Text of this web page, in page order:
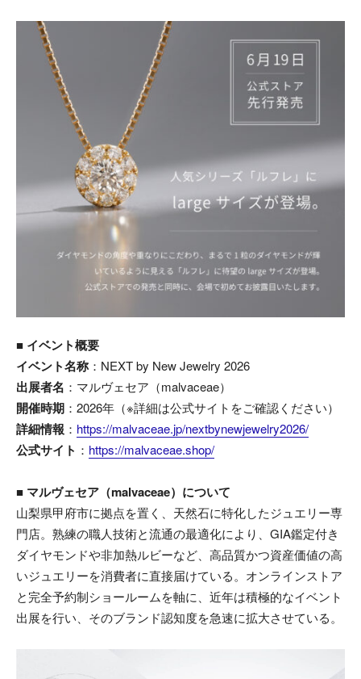
■ イベント概要
イベント名称：NEXT by New Jewelry 2026
出展者名 ：マルヴェセア（malvaceae）
開催時期 ：2026年（※詳細は公式サイトをご確認ください）
詳細情報 ： https://malvaceae.jp/nextbynewjewelry2026/
公式サイト ： https://malvaceae.shop/
■ マルヴェセア（malvaceae）について
山梨県甲府市に拠点を置く、天然石に特化したジュエリー専
門店。熟練の職人技術と流通の最適化により、GIA鑑定付き
ダイヤモンドや非加熱ルビーなど、高品質かつ資産価値の高
いジュエリーを消費者に直接届けている。オンラインストア
と完全予約制ショールームを軸に、近年は積極的なイベント
出展を行い、そのブランド認知度を急速に拡大させている。